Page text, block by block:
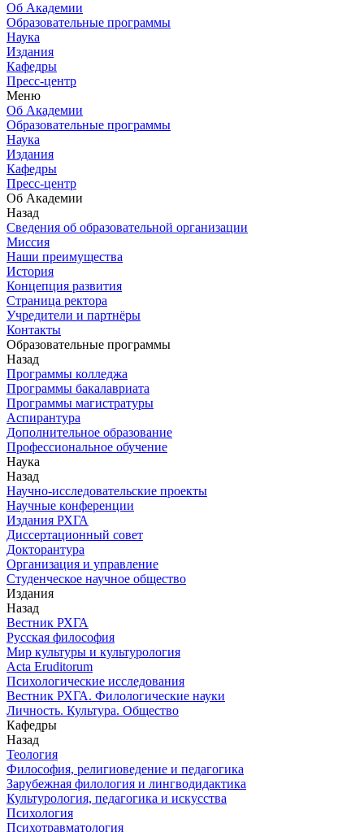
Об Академии
Образовательные программы
Наука
Издания
Кафедры
Пресс-центр
Меню
Об Академии
Образовательные программы
Наука
Издания
Кафедры
Пресс-центр
Об Академии
Назад
Сведения об образовательной организации
Миссия
Наши преимущества
История
Концепция развития
Страница ректора
Учредители и партнёры
Контакты
Образовательные программы
Назад
Программы колледжа
Программы бакалавриата
Программы магистратуры
Аспирантура
Дополнительное образование
Профессиональное обучение
Наука
Назад
Научно-исследовательские проекты
Научные конференции
Издания РХГА
Диссертационный совет
Докторантура
Организация и управление
Студенческое научное общество
Издания
Назад
Вестник РХГА
Русская философия
Мир культуры и культурология
Acta Eruditorum
Психологические исследования
Вестник РХГА. Филологические науки
Личность. Культура. Общество
Кафедры
Назад
Теология
Философия, религиоведение и педагогика
Зарубежная филология и лингводидактика
Культурология, педагогика и искусства
Психология
Психотравматология